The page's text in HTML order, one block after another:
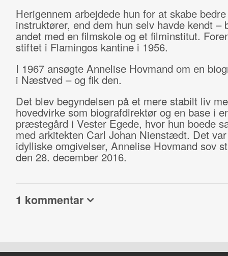
Herigennem arbejdede hun for at skabe
instruktører, end dem hun selv havde kendt –
andet med en filmskole og et filminstitut.
stiftet i Flamingos kantine i 1956.
I 1967 ansøgte Annelise Hovmand om en
i Næstved – og fik den.
Det blev begyndelsen på et mere stabilt liv
hovedvirke som biografdirektør og en base i
præstegård i Vester Egede, hvor hun boede
med arkitekten Carl Johan Nienstædt. Det
idylliske omgivelser, Annelise Hovmand sov
den 28. december 2016.
1 kommentar